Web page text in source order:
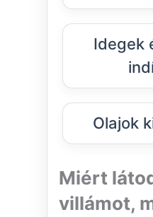
Idegek
Olajok
Miért
villámot,